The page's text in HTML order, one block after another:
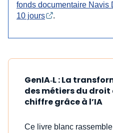
fonds documentaire Navis
10 jours
.
GenIA‑L : La
des métiers du droit
chiffre grâce à l’IA
Ce livre blanc